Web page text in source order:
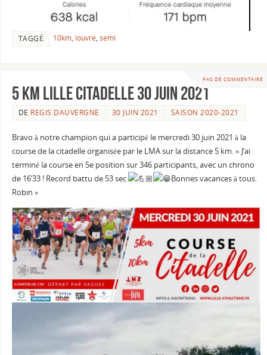
TAGGÉ 10km, louvre,semi
PAS DE COMMENTAIRE
5 KM LILLE CITADELLE 30 juin 2021
DE REGIS DAUVERGNE 30 JUIN 2021 SAISON 2020-2021
Bravo à notre champion qui a participé le mercredi 30 juin 2021 à la
course de la citadelle organisée par le LMA sur la distance 5 km. « J’ai
terminé la course en 5e position sur 346 participants, avec un chrono
de 16’33 ! Record battu de 53 sec
Bonnes vacances à tous.
Robin »